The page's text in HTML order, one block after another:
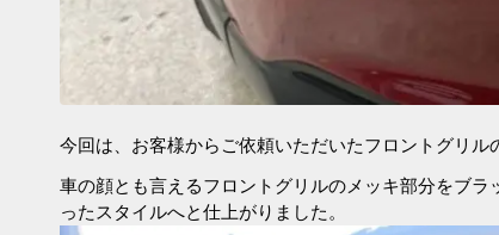
今回は、お客様からご依頼いただいたフロントグリル
車の顔とも言えるフロントグリルのメッキ部分をブ
ったスタイルへと仕上がりました。